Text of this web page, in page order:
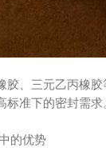
胶、三元乙丙橡
准下的密封需求
的优势